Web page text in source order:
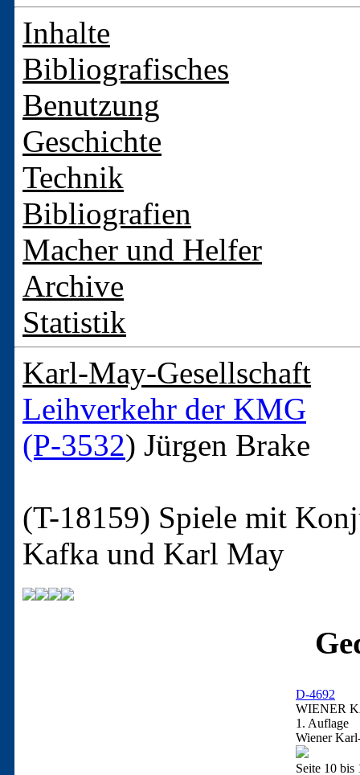
Inhalte
Bibliografisches
Benutzung
Geschichte
Technik
Bibliografien
Macher und Helfer
Archive
Statistik
Karl-May-Gesellschaft
Leihverkehr der KMG
(P-3532) Jürgen Brake
(T-18159) Spiele mit
Kafka und Karl May
D-4692
WIENER
1. Auflage
Wiener
Seite 10 bis